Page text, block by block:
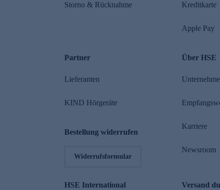
Storno & Rücknahme Kreditkarte
Apple Pay
Partner
Lieferanten
KIND Hörgeräte
Bestellung widerrufen
Widerrufsformular
Über HSE
Karriere
Newsroom
HSE International Versand